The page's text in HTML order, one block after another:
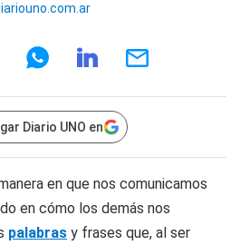
Diario UNO en
en que nos comunicamos
en cómo los demás nos
palabras y frases que, al ser